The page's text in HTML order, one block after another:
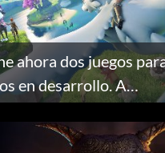
ahora dos juegos
en desarrollo. A
explicamos por qué.